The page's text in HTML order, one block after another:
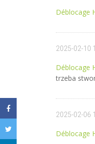
Déblocage
2025-02-10
Déblocage
trzeba
2025-02-06
Déblocage